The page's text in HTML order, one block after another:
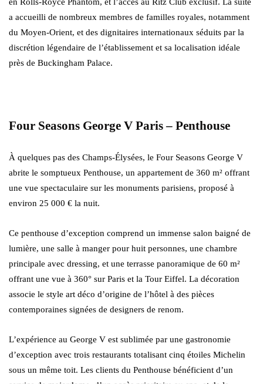
a accueilli de nombreux membres de familles royales, notamment
du Moyen-Orient, et des dignitaires internationaux séduits par la
discrétion légendaire de l’établissement et sa localisation idéale
près de Buckingham Palace.
Four Seasons George V Paris – Penthouse
À quelques pas des Champs-Élysées, le Four Seasons George V
abrite le somptueux Penthouse, un appartement de 360 m² offrant
une vue spectaculaire sur les monuments parisiens, proposé à
environ 25 000 € la nuit.
Ce penthouse d’exception comprend un immense salon baigné de
lumière, une salle à manger pour huit personnes, une chambre
principale avec dressing, et une terrasse panoramique de 60 m²
offrant une vue à 360° sur Paris et la Tour Eiffel. La décoration
associe le style art déco d’origine de l’hôtel à des pièces
contemporaines signées de designers de renom.
L’expérience au George V est sublimée par une gastronomie
d’exception avec trois restaurants totalisant cinq étoiles Michelin
sous un même toit. Les clients du Penthouse bénéficient d’un